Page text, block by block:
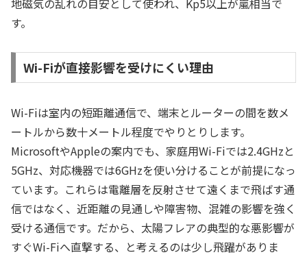
す。
Wi-Fiが直接影響を受けにくい理由
Wi-Fiは室内の短距離通信で、端末とルーターの間を数メ
ートルから数十メートル程度でやりとりします。
MicrosoftやAppleの案内でも、家庭用Wi-Fiでは2.4GHzと
5GHz、対応機器では6GHzを使い分けることが前提になっ
ています。これらは電離層を反射させて遠くまで飛ばす通
信ではなく、近距離の見通しや障害物、混雑の影響を強く
受ける通信です。だから、太陽フレアの典型的な悪影響が
すぐWi-Fiへ直撃する、と考えるのは少し飛躍がありま